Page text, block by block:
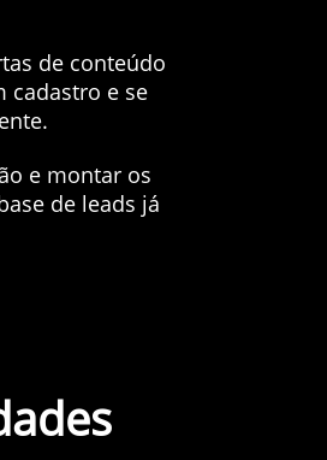
de conteúdo
cadastro e se
e montar os
de leads já